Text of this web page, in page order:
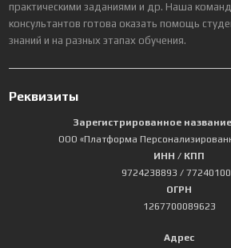
практическими заданиями и др. Наша
консультантов готова оказать помощь
знаний и на разных этапах обучения.
Реквизиты
Зарегистрированное
ООО «Платформа
ИНН / КПП
9724238893 /
ОГРН
1267700089623
Адрес